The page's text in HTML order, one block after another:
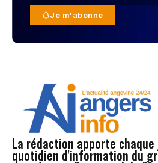
Je m'abonne
La rédaction apporte
quotidien d'information du